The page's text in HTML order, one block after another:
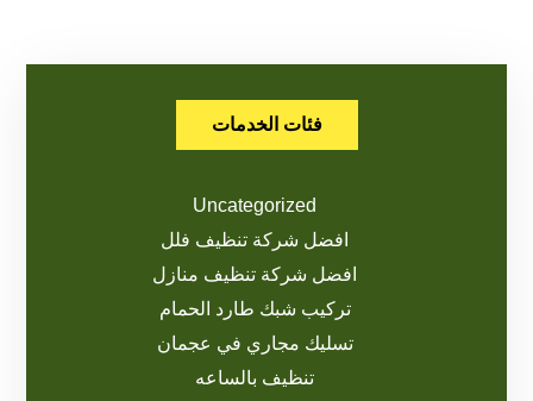
فئات الخدمات
Uncategorized
افضل شركة تنظيف فلل
افضل شركة تنظيف منازل
تركيب شبك طارد الحمام
تسليك مجاري في عجمان
تنظيف بالساعه